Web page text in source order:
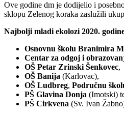
Ove godine dm je dodijelio i
sklopu Zelenog koraka zaslužili
Najbolji mladi ekolozi 2020.
Osnovnu školu Branimira
Centar za odgoj i
OŠ Petar Zrinski Šenkovec,
OŠ Banija (Karlovac),
OŠ Ludbreg, Područnu
PŠ Glavina Donja (Imotski)
PŠ Cirkvena (Sv. Ivan